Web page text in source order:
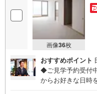
画像36枚
おすすめポイント
◆ご見学予約受付
からお好きな日時